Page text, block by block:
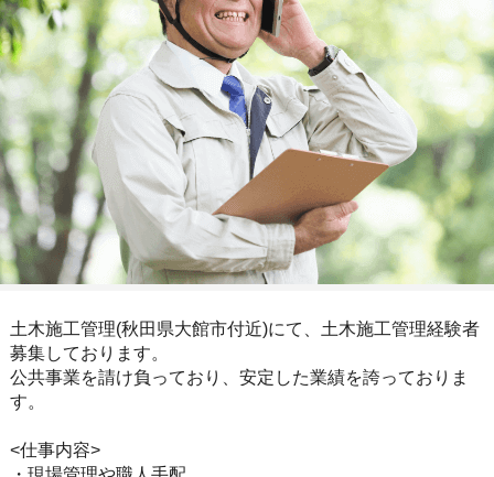
土木施工管理(秋田県大館市付近)にて、土木施工管理経験者
募集しております。
公共事業を請け負っており、安定した業績を誇っておりま
す。
<仕事内容>